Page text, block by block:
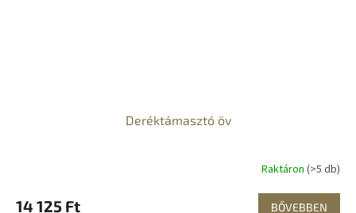
Deréktámasztó öv
Raktáron (>5 db)
14 125 Ft BŐVEBBEN